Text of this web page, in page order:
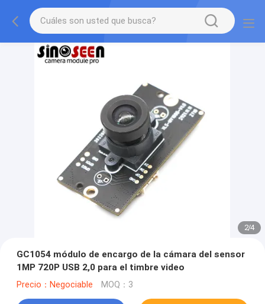
2/4
GC1054 módulo de encargo de la cámara del sensor
1MP 720P USB 2,0 para el timbre video
Precio：Negociable MOQ：3